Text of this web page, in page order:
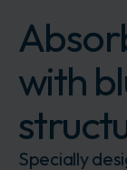
with
Specially